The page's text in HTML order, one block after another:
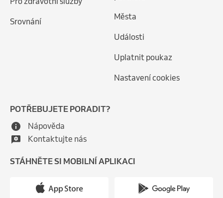
Srovnání Města
Události
Uplatnit poukaz
Nastavení cookies
POTŘEBUJETE PORADIT?
Nápověda
Kontaktujte nás
STÁHNĚTE SI MOBILNÍ APLIKACI